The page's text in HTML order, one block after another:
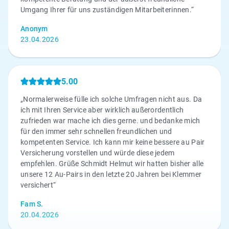
Umgang Ihrer für uns zuständigen Mitarbeiterinnen.“
Anonym
23.04.2026
5.00
„Normalerweise fülle ich solche Umfragen nicht aus. Da
ich mit Ihren Service aber wirklich außerordentlich
zufrieden war mache ich dies gerne. und bedanke mich
für den immer sehr schnellen freundlichen und
kompetenten Service. Ich kann mir keine bessere au Pair
Versicherung vorstellen und würde diese jedem
empfehlen. Grüße Schmidt Helmut wir hatten bisher alle
unsere 12 Au-Pairs in den letzte 20 Jahren bei Klemmer
versichert“
Fam S.
20.04.2026